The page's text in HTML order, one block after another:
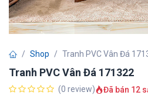
Shop Tranh PVC Vân Đá
Tranh PVC Vân Đá 171322
(0 review) Đã bán 12